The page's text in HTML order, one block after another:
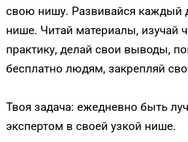
свою нишу. Развивайся каждый
нише. Читай материалы, изучай
практику, делай свои выводы,
бесплатно людям, закрепляй
Твоя задача: ежедневно быть
экспертом в своей узкой нише.